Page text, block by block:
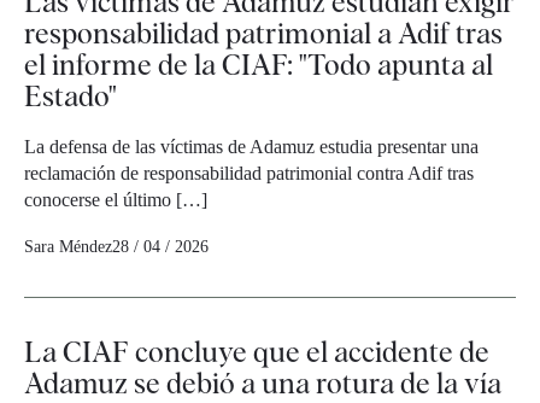
responsabilidad patrimonial a Adif tras
el informe de la CIAF: "Todo apunta al
Estado"
La defensa de las víctimas de Adamuz estudia presentar una
reclamación de responsabilidad patrimonial contra Adif tras
conocerse el último […]
Sara Méndez28 / 04 / 2026
La CIAF concluye que el accidente de
Adamuz se debió a una rotura de la vía